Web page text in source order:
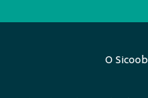
O Sicoob